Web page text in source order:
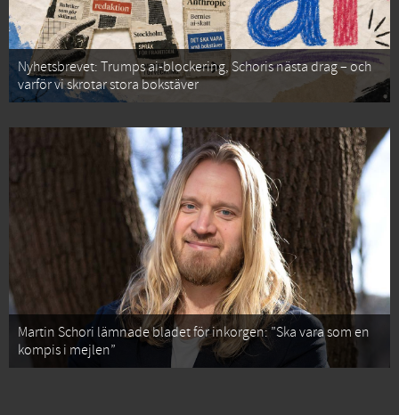
Nyhetsbrevet: Trumps ai-blockering, Schoris nästa drag – och
varför vi skrotar stora bokstäver
Martin Schori lämnade bladet för inkorgen: ”Ska vara som en
kompis i mejlen”